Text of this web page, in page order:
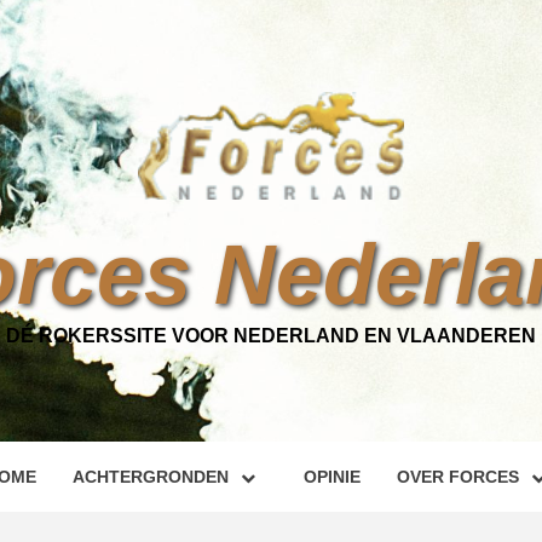
DÉ ROKERSSITE VOOR NEDERLAND EN VLAANDEREN
ACHTERGRONDEN OPINIE OVER FORCES